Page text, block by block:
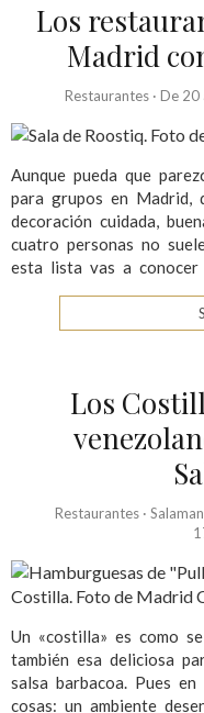
Los
Madrid
Restaurantes · De 20
Aunque pueda que
para grupos en Madrid,
decoración cuidada,
cuatro personas no
esta lista vas a
Los
Restaurantes ·
Un «costilla» es como
también esa deliciosa
salsa barbacoa. Pues
cosas: un ambiente